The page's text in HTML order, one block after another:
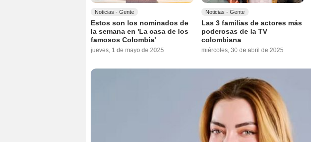
Noticias - Gente
Estos son los nominados de
la semana en 'La casa de los
famosos Colombia'
jueves, 1 de mayo de 2025
Noticias - Gente
Las 3 familias de actores más
poderosas de la TV
colombiana
miércoles, 30 de abril de 2025